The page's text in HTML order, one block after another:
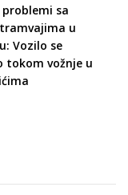
problemi sa
u
Vozilo se
tokom vožnje u